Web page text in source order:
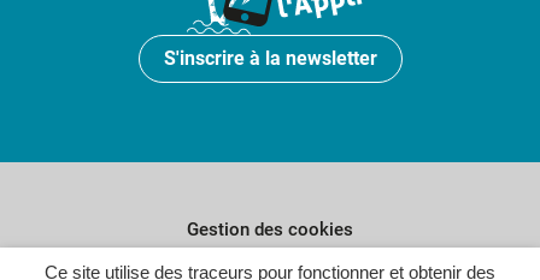
Ce site utilise des traceurs pour fonctionner et obtenir des
S'inscrire à la newsletter
Gestion des cookies
Plan du site